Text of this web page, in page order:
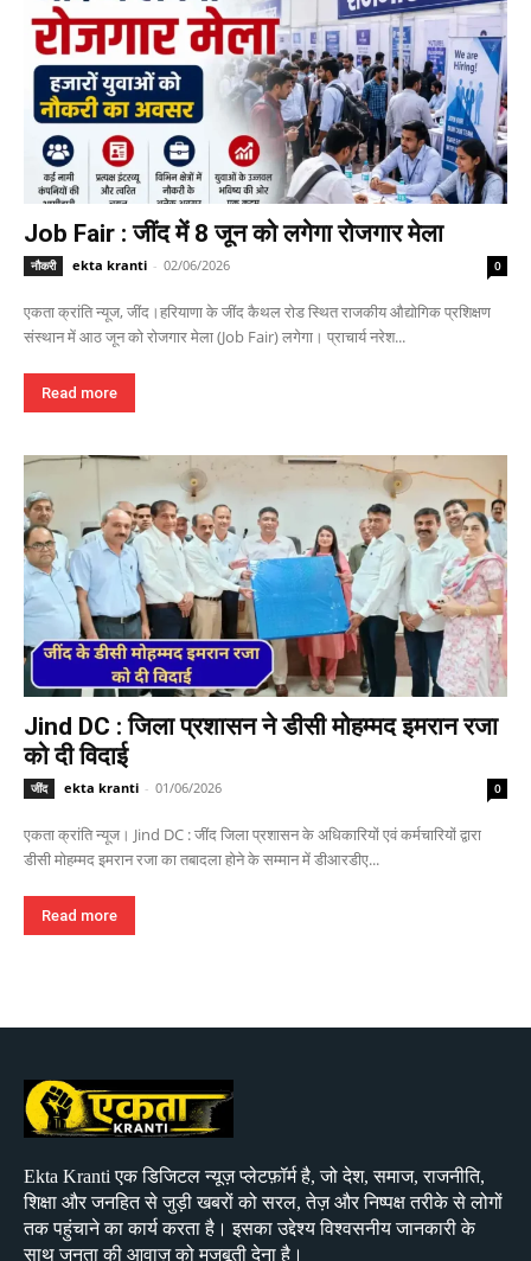
Job Fair : जींद में 8 जून को लगेगा रोजगार मेला
नौकरी ekta kranti - 02/06/2026 0
एकता क्रांति न्यूज, जींद।हरियाणा के जींद कैथल रोड स्थित राजकीय औद्योगिक प्रशिक्षण
संस्थान में आठ जून को रोजगार मेला (Job Fair) लगेगा। प्राचार्य नरेश...
Read more
Jind DC : जिला प्रशासन ने डीसी मोहम्मद इमरान रजा
को दी विदाई
जींद ekta kranti - 01/06/2026 0
एकता क्रांति न्यूज। Jind DC : जींद जिला प्रशासन के अधिकारियों एवं कर्मचारियों द्वारा
डीसी मोहम्मद इमरान रजा का तबादला होने के सम्मान में डीआरडीए...
Read more
Ekta Kranti एक डिजिटल न्यूज़ प्लेटफ़ॉर्म है, जो देश, समाज, राजनीति,
शिक्षा और जनहित से जुड़ी खबरों को सरल, तेज़ और निष्पक्ष तरीके से लोगों
तक पहुंचाने का कार्य करता है। इसका उद्देश्य विश्वसनीय जानकारी के
साथ जनता की आवाज़ को मजबूती देना है।